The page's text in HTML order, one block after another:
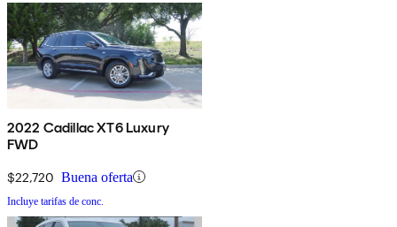
2022 Cadillac XT6 Luxury
FWD
$22,720 Buena oferta
Incluye tarifas de conc.